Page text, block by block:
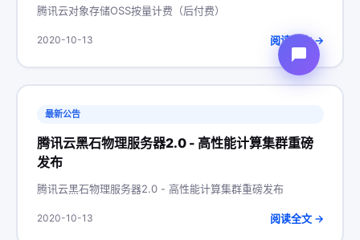
腾讯云对象存储OSS按量计费（后付费）
2020-10-13 阅读全文 →
最新公告
腾讯云黑石物理服务器2.0 - 高性能计算集群重磅
发布
腾讯云黑石物理服务器2.0 - 高性能计算集群重磅发布
2020-10-13 阅读全文 →